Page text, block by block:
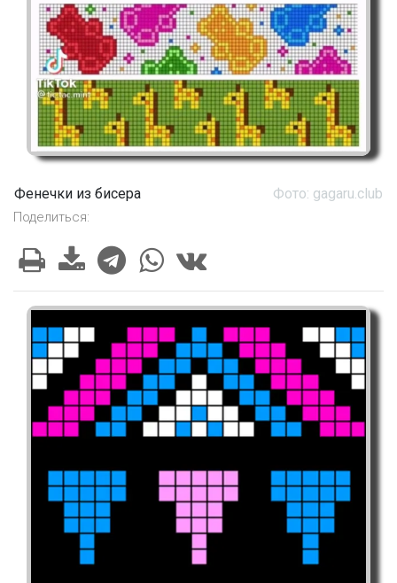
Фенечки из бисера Фото: gagaru.club
Поделиться: